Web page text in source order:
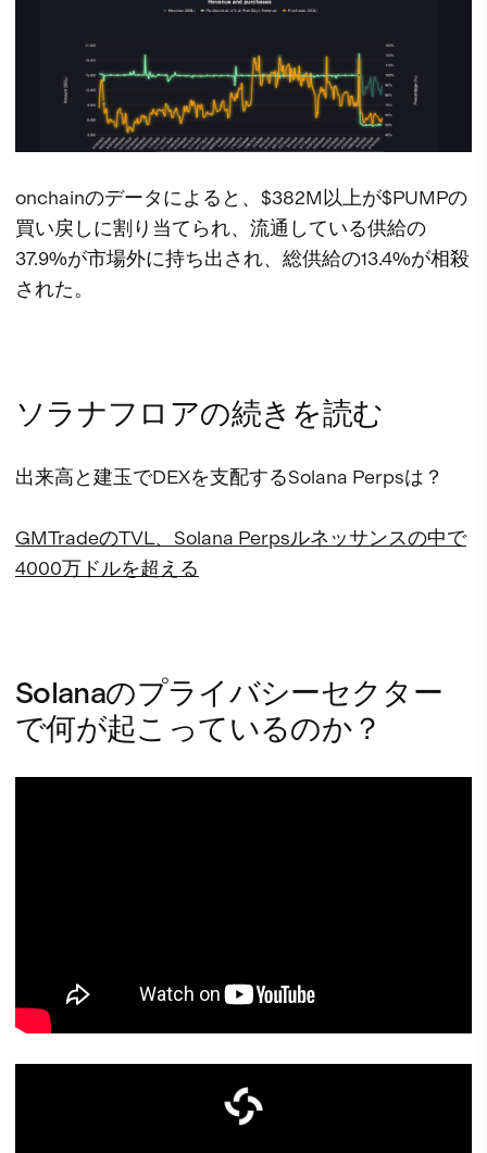
onchainのデータによると、$382M以上が$PUMPの
買い戻しに割り当てられ、流通している供給の
37.9%が市場外に持ち出され、総供給の13.4%が相殺
された。
ソラナフロアの続きを読む
出来高と建玉でDEXを支配するSolana Perpsは？
GMTradeのTVL、Solana Perpsルネッサンスの中で
4000万ドルを超える
Solanaのプライバシーセクター
で何が起こっているのか？